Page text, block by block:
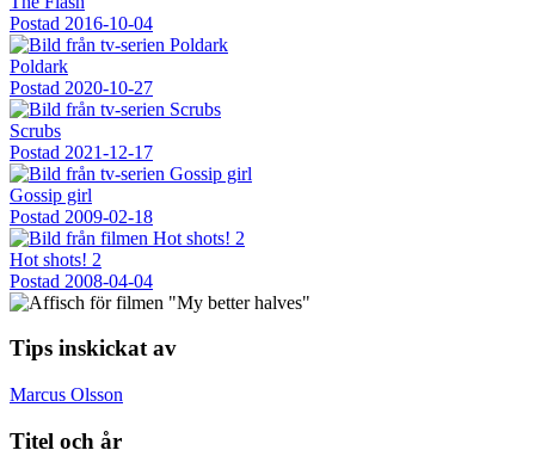
Postad 2016-10-04
Poldark
Postad 2020-10-27
Scrubs
Postad 2021-12-17
Gossip girl
Postad 2009-02-18
Hot shots! 2
Postad 2008-04-04
Tips inskickat av
Marcus Olsson
Titel och år